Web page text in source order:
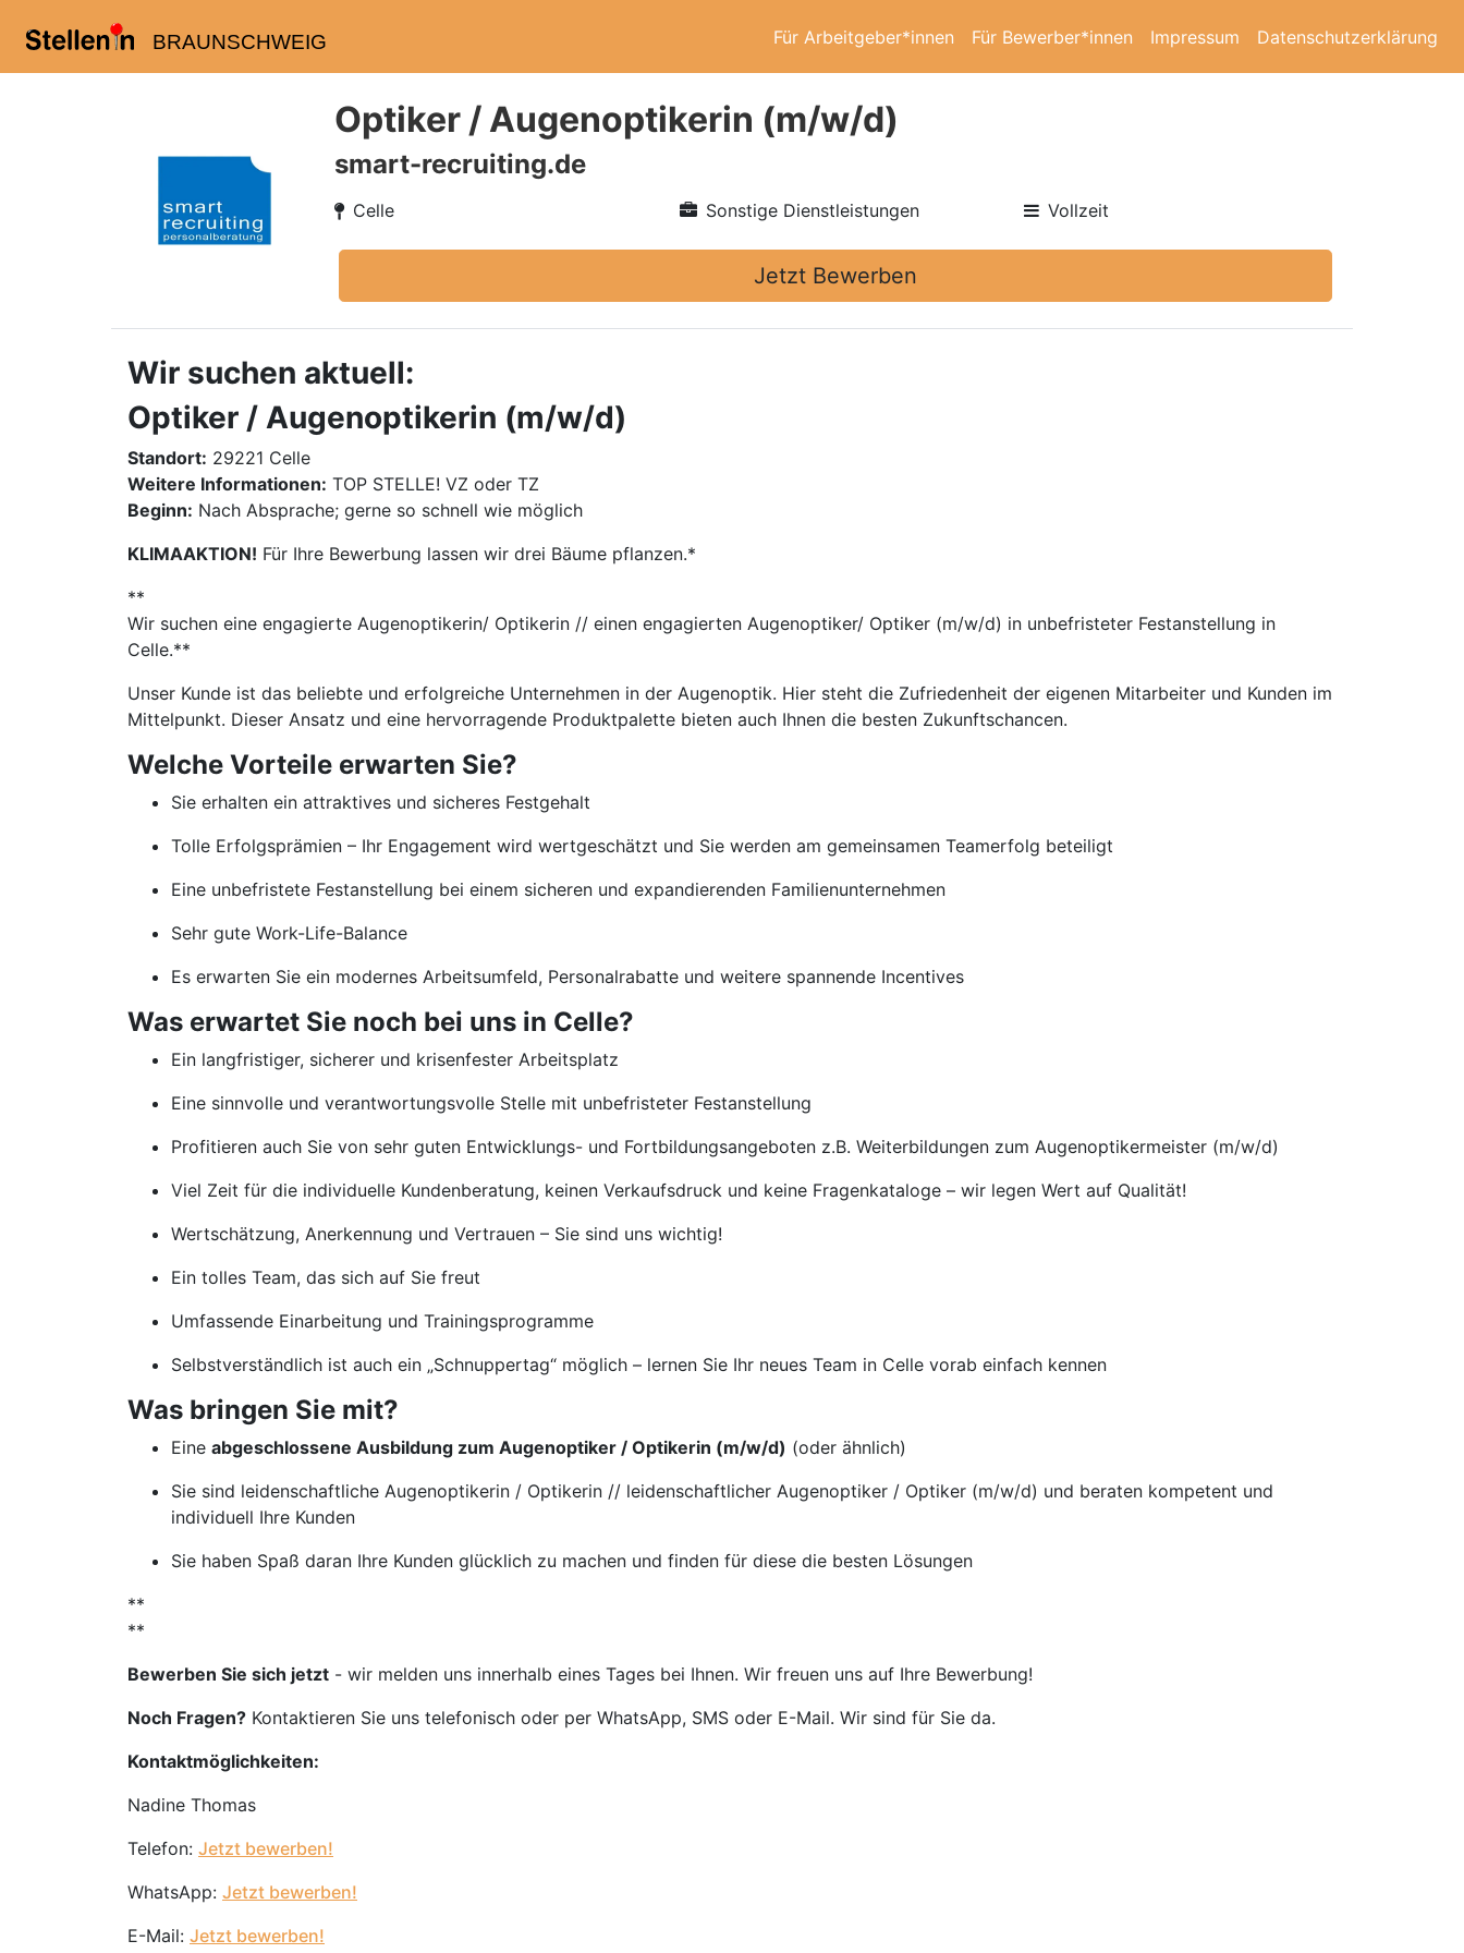
BRAUNSCHWEIG Für Arbeitgeber*innen Für Bewerber*innen Impressum Datenschutzerklärung
Optiker / Augenoptikerin (m/w/d)
smart-recruiting.de
Celle Sonstige Dienstleistungen Vollzeit
Jetzt Bewerben
Wir suchen aktuell:
Optiker / Augenoptikerin (m/w/d)
Standort: 29221 Celle
Weitere Informationen: TOP STELLE! VZ oder TZ
Beginn: Nach Absprache; gerne so schnell wie möglich
KLIMAAKTION! Für Ihre Bewerbung lassen wir drei Bäume pflanzen.*
**
​​Wir suchen eine engagierte Augenoptikerin/ Optikerin // einen engagierten Augenoptiker/ Optiker (m/w/d) in unbefristeter Festanstellung in
Celle.**
Unser Kunde ist das beliebte und erfolgreiche Unternehmen in der Augenoptik. Hier steht die Zufriedenheit der eigenen Mitarbeiter und Kunden im
Mittelpunkt. Dieser Ansatz und eine hervorragende Produktpalette bieten auch Ihnen die besten Zukunftschancen.
Welche Vorteile erwarten Sie?
Sie erhalten ein attraktives und sicheres Festgehalt
Tolle Erfolgsprämien – Ihr Engagement wird wertgeschätzt und Sie werden am gemeinsamen Teamerfolg beteiligt
Eine unbefristete Festanstellung bei einem sicheren und expandierenden Familienunternehmen
Sehr gute Work-Life-Balance
Es erwarten Sie ein modernes Arbeitsumfeld, Personalrabatte und weitere spannende Incentives
Was erwartet Sie noch bei uns in Celle?
Ein langfristiger, sicherer und krisenfester Arbeitsplatz
Eine sinnvolle und verantwortungsvolle Stelle mit unbefristeter Festanstellung
Profitieren auch Sie von sehr guten Entwicklungs- und Fortbildungsangeboten z.B. Weiterbildungen zum Augenoptikermeister (m/w/d)
Viel Zeit für die individuelle Kundenberatung, keinen Verkaufsdruck und keine Fragenkataloge – wir legen Wert auf Qualität!
Wertschätzung, Anerkennung und Vertrauen – Sie sind uns wichtig!
Ein tolles Team, das sich auf Sie freut
Umfassende Einarbeitung und Trainingsprogramme
Selbstverständlich ist auch ein „Schnuppertag“ möglich – lernen Sie Ihr neues Team in Celle vorab einfach kennen
Was bringen Sie mit?
Eine abgeschlossene Ausbildung zum Augenoptiker / Optikerin (m/w/d) (oder ähnlich)
Sie sind leidenschaftliche Augenoptikerin / Optikerin // leidenschaftlicher Augenoptiker / Optiker (m/w/d) und beraten kompetent und
individuell Ihre Kunden
Sie haben Spaß daran Ihre Kunden glücklich zu machen und finden für diese die besten Lösungen
**
**
Bewerben Sie sich jetzt - wir melden uns innerhalb eines Tages bei Ihnen. Wir freuen uns auf Ihre Bewerbung!
Noch Fragen? Kontaktieren Sie uns telefonisch oder per WhatsApp, SMS oder E-Mail. Wir sind für Sie da.
Kontaktmöglichkeiten:
Nadine Thomas
Telefon: Jetzt bewerben!
WhatsApp: Jetzt bewerben!
E-Mail: Jetzt bewerben!